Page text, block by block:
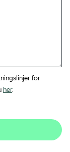
for
her.